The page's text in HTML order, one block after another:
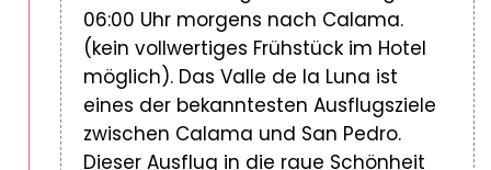
06:00 Uhr morgens nach Calama.
(kein vollwertiges Frühstück im Hotel
möglich). Das Valle de la Luna ist
eines der bekanntesten Ausflugsziele
zwischen Calama und San Pedro.
Dieser Ausflug in die raue Schönheit